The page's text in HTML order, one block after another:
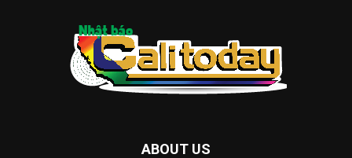
ABOUT US